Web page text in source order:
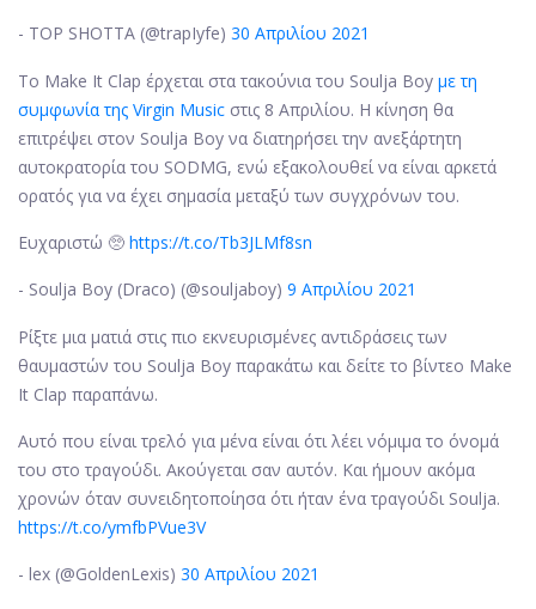
- TOP SHOTTA (@trapIyfe) 30 Απριλίου 2021
Το Make It Clap έρχεται στα τακούνια του Soulja Boy με τη
συμφωνία της Virgin Music στις 8 Απριλίου. Η κίνηση θα
επιτρέψει στον Soulja Boy να διατηρήσει την ανεξάρτητη
αυτοκρατορία του SODMG, ενώ εξακολουθεί να είναι αρκετά
ορατός για να έχει σημασία μεταξύ των συγχρόνων του.
Ευχαριστώ 🥺 https://t.co/Tb3JLMf8sn
- Soulja Boy (Draco) (@souljaboy) 9 Απριλίου 2021
Ρίξτε μια ματιά στις πιο εκνευρισμένες αντιδράσεις των
θαυμαστών του Soulja Boy παρακάτω και δείτε το βίντεο Make
It Clap παραπάνω.
Αυτό που είναι τρελό για μένα είναι ότι λέει νόμιμα το όνομά
του στο τραγούδι. Ακούγεται σαν αυτόν. Και ήμουν ακόμα
χρονών όταν συνειδητοποίησα ότι ήταν ένα τραγούδι Soulja.
https://t.co/ymfbPVue3V
- lex (@GoldenLexis) 30 Απριλίου 2021